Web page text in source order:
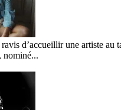
d’accueillir une artiste au
nominé...